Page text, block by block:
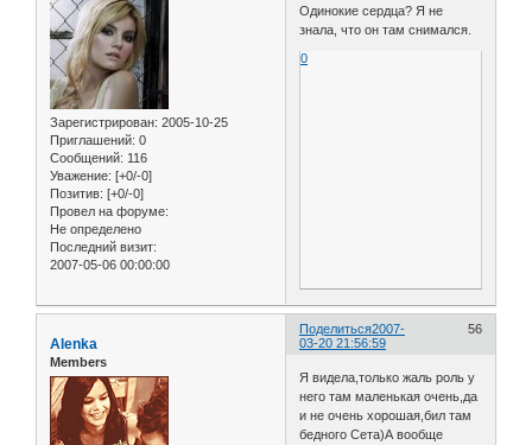
Зарегистрирован: 2005-10-25
Приглашений: 0
Сообщений: 116
Уважение: [+0/-0]
Позитив: [+0/-0]
Провел на форуме:
Не определено
Последний визит:
2007-05-06 00:00:00
Одинокие сердца? Я не
знала, что он там снимался.
0
Поделиться 56
2007-
03-20 21:56:59
Alenka
Members
Я видела,только жаль роль у
него там маленькая очень,да
и не очень хорошая,бил там
бедного Сета)А вообще